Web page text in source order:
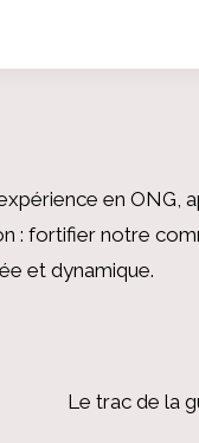
en ONG,
: fortifier notre
et dynamique.
Le trac de la